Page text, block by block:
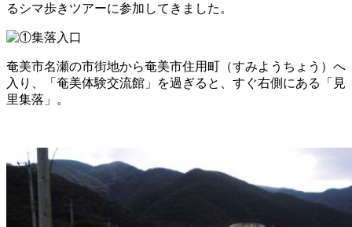
るシマ歩きツアーに参加してきました。
奄美市名瀬の市街地から奄美市住用町（すみようちょう）へ
入り、「奄美体験交流館」を過ぎると、すぐ右側にある「見
里集落」。